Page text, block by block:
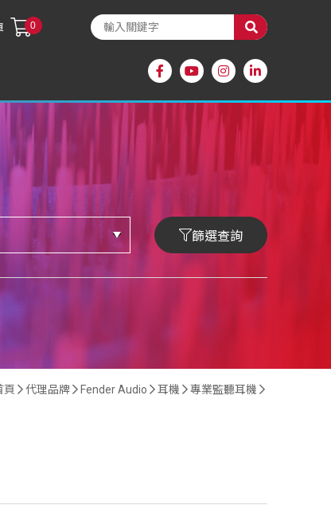
0
篩選查詢
頁 代理品牌 Fender Audio 耳機 專業監聽耳機